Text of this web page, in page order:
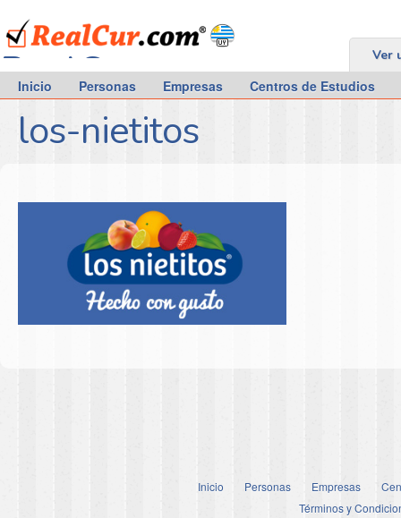
RealCur.com Ver
Inicio Personas Empresas Centros de Estudios
los-nietitos
Inicio Personas Empresas
Términos y